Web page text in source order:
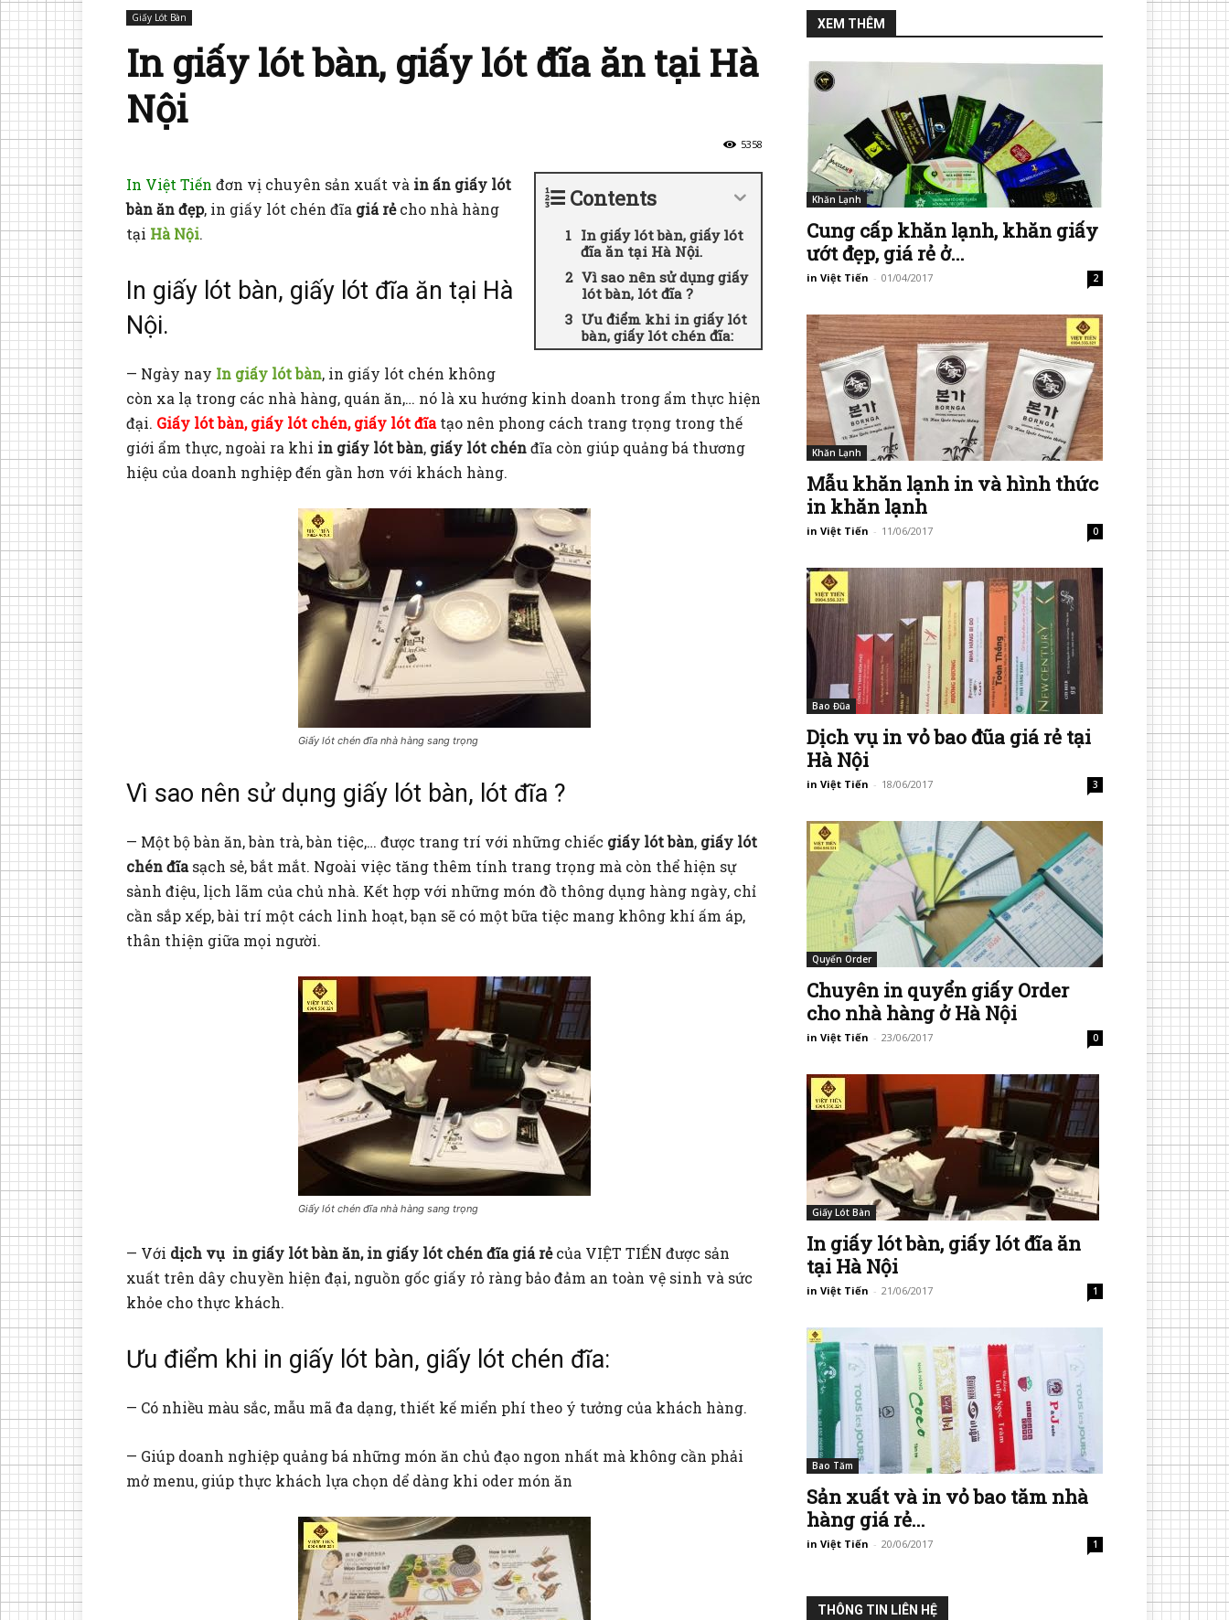
Giấy Lót Bàn
In giấy lót bàn, giấy lót đĩa ăn tại Hà
Nội
5358
Contents
In giấy lót bàn, giấy lót
đĩa ăn tại Hà Nội.
Vì sao nên sử dụng giấy
lót bàn, lót đĩa ?
Ưu điểm khi in giấy lót
bàn, giấy lót chén đĩa:
In Việt Tiến đơn vị chuyên sản xuất và in ấn giấy lót
bàn ăn đẹp, in giấy lót chén đĩa giá rẻcho nhà hàng
tại Hà Nội.
In giấy lót bàn, giấy lót đĩa ăn tại Hà
Nội.
— Ngày nay In giấy lót bàn, in giấy lót chén không
còn xa lạ trong các nhà hàng, quán ăn,… nó là xu hướng kinh doanh trong ẩm thực hiện
đại. Giấy lót bàn, giấy lót chén, giấy lót đĩa tạo nên phong cách trang trọng trong thế
giới ẩm thực, ngoài ra khi in giấy lót bàn, giấy lót chénđĩa còn giúp quảng bá thương
hiệu của doanh nghiệp đến gần hơn với khách hàng.
Giấy lót chén đĩa nhà hàng sang trọng
Vì sao nên sử dụng giấy lót bàn, lót đĩa ?
— Một bộ bàn ăn, bàn trà, bàn tiệc,… được trang trí với những chiếc giấy lót bàn, giấy lót
chén đĩasạch sẻ, bắt mắt. Ngoài việc tăng thêm tính trang trọng mà còn thể hiện sự
sành điệu, lịch lãm của chủ nhà. Kết hợp với những món đồ thông dụng hàng ngày, chỉ
cần sắp xếp, bài trí một cách linh hoạt, bạn sẽ có một bữa tiệc mang không khí ấm áp,
thân thiện giữa mọi người.
Giấy lót chén đĩa nhà hàng sang trọng
— Với dịch vụ in giấy lót bàn ăn, in giấy lót chén đĩa giá rẻcủa VIỆT TIẾN được sản
xuất trên dây chuyền hiện đại, nguồn gốc giấy rỏ ràng bảo đảm an toàn vệ sinh và sức
khỏe cho thực khách.
Ưu điểm khi in giấy lót bàn, giấy lót chén đĩa:
— Có nhiều màu sắc, mẫu mã đa dạng, thiết kế miển phí theo ý tưởng của khách hàng.
— Giúp doanh nghiệp quảng bá những món ăn chủ đạo ngon nhất mà không cần phải
mở menu, giúp thực khách lựa chọn dể dàng khi oder món ăn
XEM THÊM
Khăn Lạnh
Cung cấp khăn lạnh, khăn giấy
ướt đẹp, giá rẻ ở...
in Việt Tiến - 01/04/2017 2
Khăn Lạnh
Mẫu khăn lạnh in và hình thức
in khăn lạnh
in Việt Tiến - 11/06/2017 0
Bao Đũa
Dịch vụ in vỏ bao đũa giá rẻ tại
Hà Nội
in Việt Tiến - 18/06/2017 3
Quyển Order
Chuyên in quyển giấy Order
cho nhà hàng ở Hà Nội
in Việt Tiến - 23/06/2017 0
Giấy Lót Bàn
In giấy lót bàn, giấy lót đĩa ăn
tại Hà Nội
in Việt Tiến - 21/06/2017 1
Bao Tăm
Sản xuất và in vỏ bao tăm nhà
hàng giá rẻ...
in Việt Tiến - 20/06/2017 1
THÔNG TIN LIÊN HỆ